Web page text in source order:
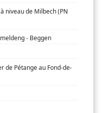
niveau de Milbech (PN
- Beggen
de Pétange au Fond-de-